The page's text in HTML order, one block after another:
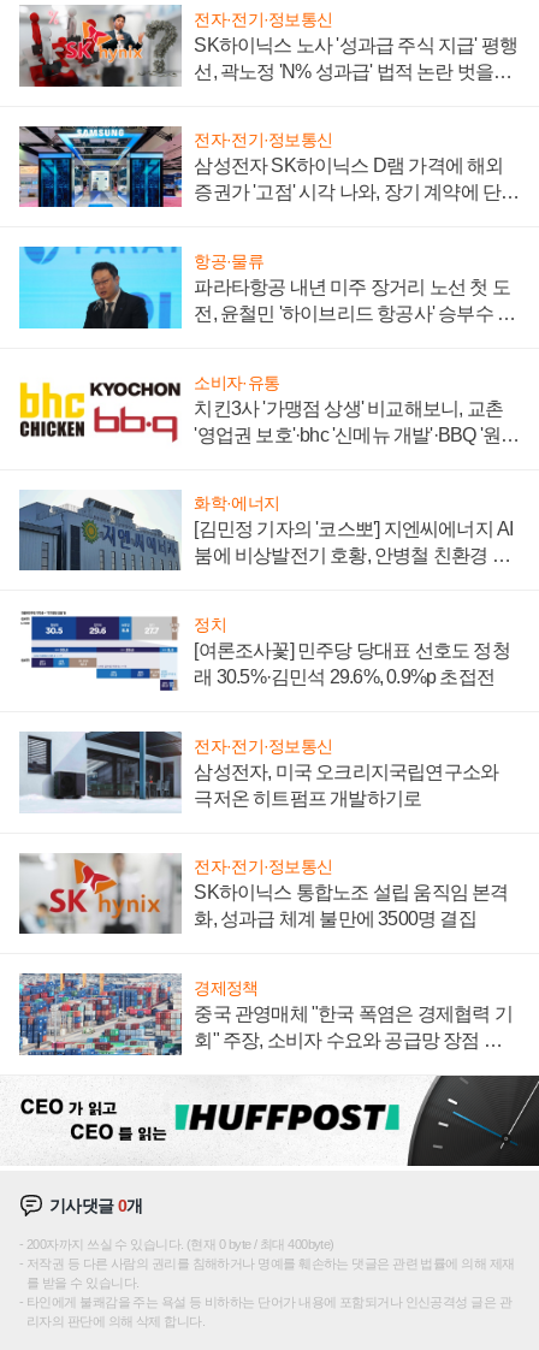
전자·전기·정보통신
SK하이닉스 노사 '성과급 주식 지급' 평행
선, 곽노정 'N% 성과급' 법적 논란 벗을지
전자·전기·정보통신
삼성전자 SK하이닉스 D램 가격에 해외
증권가 '고점' 시각 나와, 장기 계약에 단점
항공·물류
파라타항공 내년 미주 장거리 노선 첫 도
전, 윤철민 '하이브리드 항공사' 승부수 통
소비자·유통
치킨3사 '가맹점 상생' 비교해보니, 교촌
'영업권 보호'·bhc '신메뉴 개발'·BBQ '원가
화학·에너지
[김민정 기자의 '코스뽀'] 지엔씨에너지 AI
붐에 비상발전기 호황, 안병철 친환경 에
정치
[여론조사꽃] 민주당 당대표 선호도 정청
래 30.5%·김민석 29.6%, 0.9%p 초접전
전자·전기·정보통신
삼성전자, 미국 오크리지국립연구소와
극저온 히트펌프 개발하기로
전자·전기·정보통신
SK하이닉스 통합노조 설립 움직임 본격
화, 성과급 체계 불만에 3500명 결집
경제정책
중국 관영매체 "한국 폭염은 경제협력 기
회" 주장, 소비자 수요와 공급망 장점 강
기사댓글0개
200자까지 쓰실 수 있습니다. (현재 0 byte / 최대 400byte)
저작권 등 다른 사람의 권리를 침해하거나 명예를 훼손하는 댓글은 관련 법률에 의해 제재
를 받을 수 있습니다.
타인에게 불쾌감을 주는 욕설 등 비하하는 단어가 내용에 포함되거나 인신공격성 글은 관
리자의 판단에 의해 삭제 합니다.